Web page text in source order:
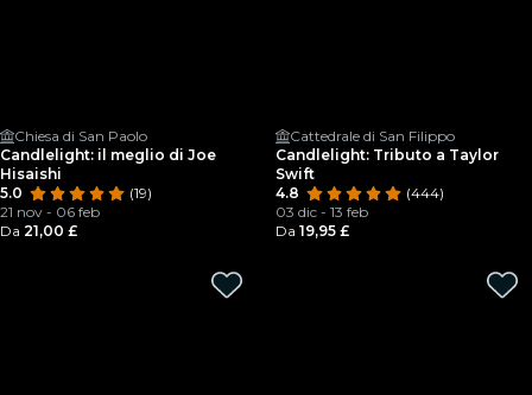
Chiesa di San Paolo
Candlelight: il meglio di Joe
Hisaishi
5.0
(19)
21 nov - 06 feb
Da 21,00 £
Cattedrale di San Filippo
Candlelight: Tributo a Taylor
Swift
4.8
(444)
03 dic - 13 feb
Da 19,95 £